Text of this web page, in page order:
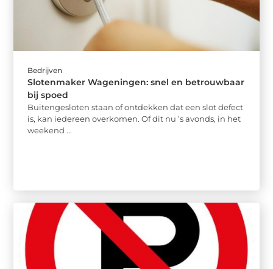
Bedrijven
Slotenmaker Wageningen: snel en betrouwbaar
bij spoed
Buitengesloten staan of ontdekken dat een slot defect
is, kan iedereen overkomen. Of dit nu ’s avonds, in het
weekend ...